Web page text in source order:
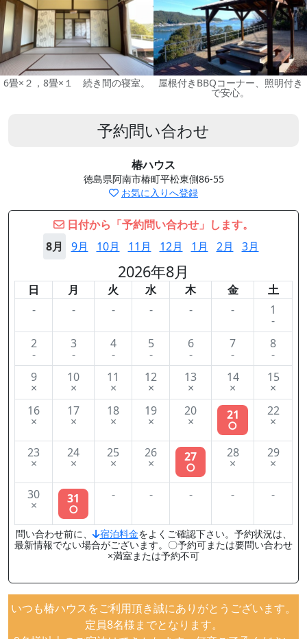
6畳×２，8畳×１ 続き間の寝室。 屋根付きBBQコーナー、照明付き
で安心。
予約問い合わせ
椿ハウス
徳島県阿南市椿町平松東側86-55
お気に入りへ登録
日付から「予約問い合わせ」します。
8月
9月 10月 11月 12月 1月 2月 3月
2026年8月
日 月 火 水 木 金
土
-
- - - - - 1
-
2
-
3
-
4
-
5
-
6
-
7
-
8
-
9
×
10
×
11
×
12
×
13
×
14
×
15
×
16
×
17
×
18
×
19
×
20
× 21
○
22
×
23
×
24
×
25
×
26
× 27
○
28
×
29
×
30
× 31
○
- - - - -
問い合わせ前に、 宿泊料金をよくご確認下さい。予約状況は、
最新情報でない場合がございます。〇予約可または要問い合わせ
×満室または予約不可
いつも椿ハウスをご利用頂き誠にありがとうございます。
定員8名様までとなります。